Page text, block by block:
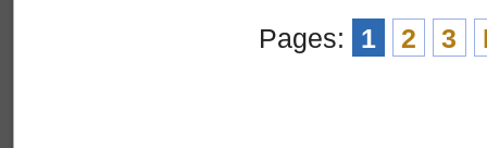
Pages: 1 2 3